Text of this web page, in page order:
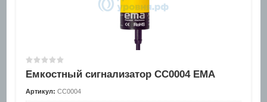
Емкостный сигнализатор CC0004 EMA
Артикул: CC0004